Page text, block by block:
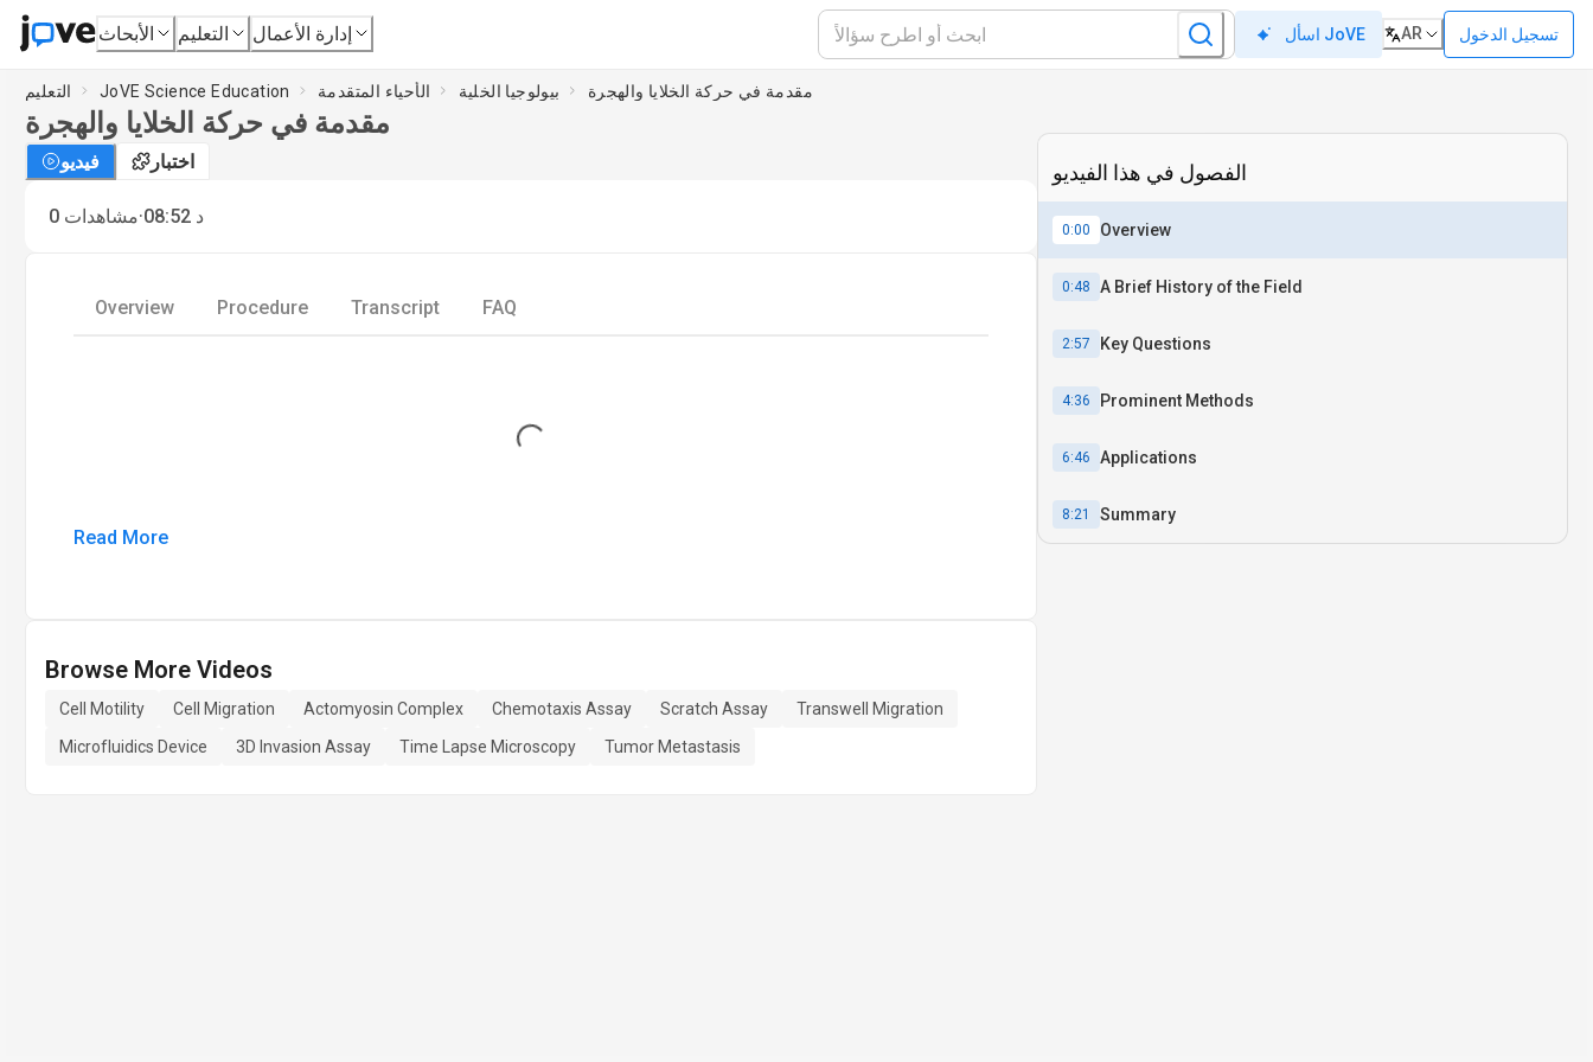
الأبحاث التعليم إدارة الأعمال اسأل JoVE AR تسجيل الدخول
التعليم JoVE Science Education الأحياء المتقدمة بيولوجيا الخلية مقدمة في حركة الخلايا والهجرة
مقدمة في حركة الخلايا والهجرة
فيديو اختبار
0 مشاهدات·08:52 د
Overview Procedure Transcript FAQ
Loading...
Read More
Browse More Videos
Cell Motility Cell Migration Actomyosin Complex Chemotaxis Assay Scratch Assay
Transwell Migration
Microfluidics Device
3D Invasion Assay Time Lapse Microscopy Tumor Metastasis
الفصول في هذا الفيديو
0:00 Overview
0:48 A Brief History of the Field
2:57 Key Questions
4:36 Prominent Methods
6:46 Applications
8:21 Summary